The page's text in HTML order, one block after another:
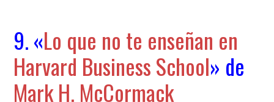
9. «Lo que no te enseñan en
Harvard Business School» de
Mark H. McCormack